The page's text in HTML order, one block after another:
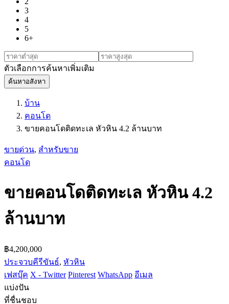
3
4
5
6+
ตัวเลือกการค้นหาเพิ่มเติม
ค้นหาอสังหา
บ้าน
คอนโด
ขายคอนโดติดทะเล หัวหิน 4.2 ล้านบาท
ขายด่วน, สำหรับขาย
คอนโด
ขายคอนโดติดทะเล หัวหิน 4.2
ล้านบาท
฿4,200,000
ประจวบคีรีขันธ์, หัวหิน
เฟสบุ๊ค X - Twitter Pinterest WhatsApp อีเมล
แบ่งปัน
ที่ชื่นชอบ